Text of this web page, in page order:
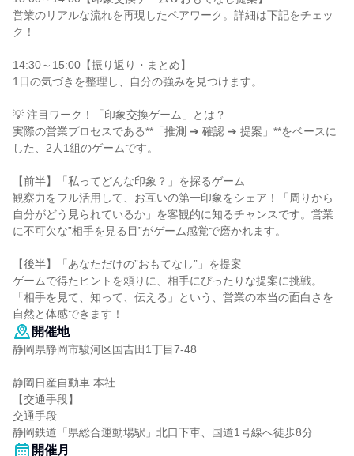
営業のリアルな流れを再現したペアワーク。詳細は下記をチェッ
ク！
14:30～15:00【振り返り・まとめ】
1日の気づきを整理し、自分の強みを見つけます。
💡 注目ワーク！「印象交換ゲーム」とは？
実際の営業プロセスである**「推測 ➔ 確認 ➔ 提案」**をベースに
した、2人1組のゲームです。
【前半】「私ってどんな印象？」を探るゲーム
観察力をフル活用して、お互いの第一印象をシェア！「周りから
自分がどう見られているか」を客観的に知るチャンスです。営業
に不可欠な”相手を見る目”がゲーム感覚で磨かれます。
【後半】「あなただけの”おもてなし”」を提案
ゲームで得たヒントを頼りに、相手にぴったりな提案に挑戦。
「相手を見て、知って、伝える」という、営業の本当の面白さを
自然と体感できます！
開催地
静岡県静岡市駿河区国吉田1丁目7-48
静岡日産自動車 本社
【交通手段】
交通手段
静岡鉄道「県総合運動場駅」北口下車、国道1号線へ徒歩8分
開催月